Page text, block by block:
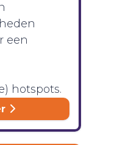
een
hotspots.